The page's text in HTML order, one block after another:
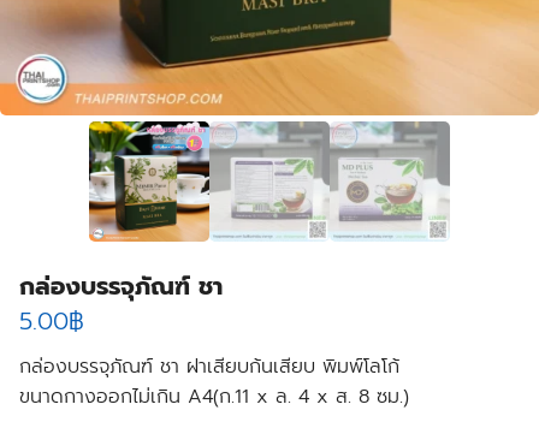
กล่องบรรจุภัณฑ์ ชา
5.00฿
กล่องบรรจุภัณฑ์ ชา ฝาเสียบก้นเสียบ พิมพ์โลโก้
ขนาดกางออกไม่เกิน A4(ก.11 x ล. 4 x ส. 8 ซม.)